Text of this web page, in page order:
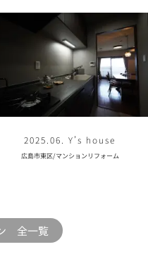
2025.06. Y’s house
広島市東区/マンションリフォーム
全一覧